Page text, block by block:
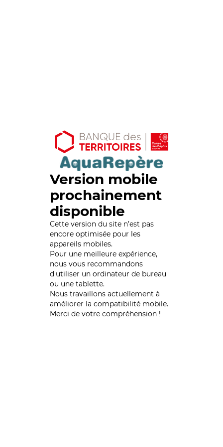
Version mobile
prochainement
disponible
Cette version du site n’est pas
encore optimisée pour les
appareils mobiles.
Pour une meilleure expérience,
nous vous recommandons
d'utiliser un ordinateur de bureau
ou une tablette.
Nous travaillons actuellement à
améliorer la compatibilité mobile.
Merci de votre compréhension !